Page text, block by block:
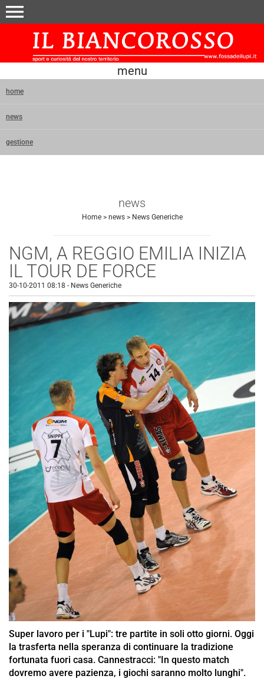
menu
menu
home
news
gestione
news
Home> news> News Generiche
NGM, A REGGIO EMILIA INIZIA
IL TOUR DE FORCE
30-10-2011 08:18 - News Generiche
Super lavoro per i "Lupi": tre partite in soli otto giorni. Oggi
la trasferta nella speranza di continuare la tradizione
fortunata fuori casa. Cannestracci: "In questo match
dovremo avere pazienza, i giochi saranno molto lunghi".